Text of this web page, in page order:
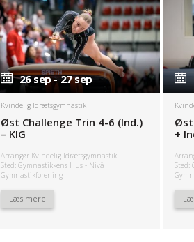
26 sep - 27 sep
26 sep - 27 sep
Kvindelig Idrætsgymnastik
Øst Challenge Trin 4-6 (Ind.)
– KIG
Arrangør Kvindelig Idrætsgymnastik
Sted: Gymnastikkens Hus - Nivå
Gymnastikforening
Læs mere
Øst
+
Sted: